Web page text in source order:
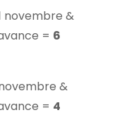
novembre &
= 6
&
= 4